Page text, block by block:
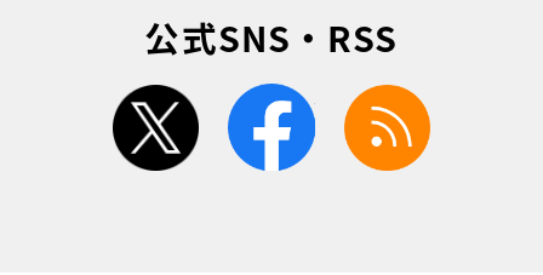
公式SNS・RSS
twitter facebook